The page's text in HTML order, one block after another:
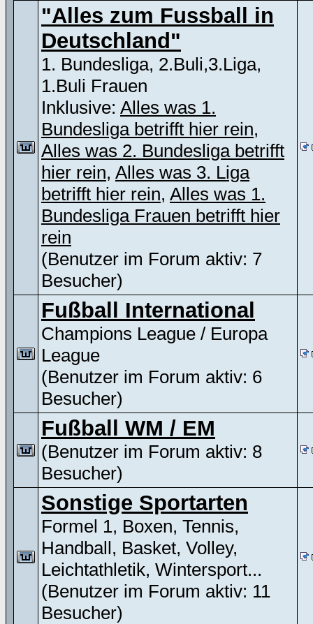
"Alles zum Fussball in
Deutschland"
1. Bundesliga, 2.Buli,3.Liga,
1.Buli Frauen
Inklusive: Alles was 1.
Bundesliga betrifft hier rein,
Alles was 2. Bundesliga betrifft
hier rein, Alles was 3. Liga
betrifft hier rein, Alles was 1.
Bundesliga Frauen betrifft hier
rein
(Benutzer im Forum aktiv: 7
Besucher)
Fußball International
Champions League / Europa
League
(Benutzer im Forum aktiv: 6
Besucher)
Fußball WM / EM
(Benutzer im Forum aktiv: 8
Besucher)
Sonstige Sportarten
Formel 1, Boxen, Tennis,
Handball, Basket, Volley,
Leichtathletik, Wintersport...
(Benutzer im Forum aktiv: 11
Besucher)